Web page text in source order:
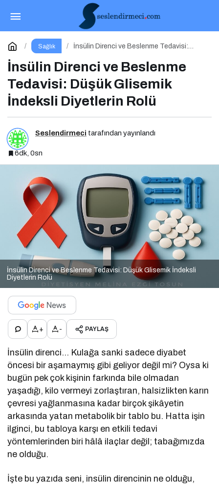
Sağlık
İnsülin Direnci ve Beslenme Tedavisi:
İnsülin Direnci ve Beslenme
Tedavisi: Düşük Glisemik
İndeksli Diyetlerin Rolü
Seslendirmeci tarafından yayınlandı
6dk, 0sn
İnsülin Direnci ve Beslenme Tedavisi: Düşük Glisemik İndeksli
Diyetlerin Rolü
+ - PAYLAŞ
İnsülin direnci… Kulağa sanki sadece diyabet
öncesi bir aşamaymış gibi geliyor değil mi? Oysa ki
bugün pek çok kişinin farkında bile olmadan
yaşadığı, kilo vermeyi zorlaştıran, halsizlikten karın
çevresi yağlanmasına kadar birçok şikâyetin
arkasında yatan metabolik bir tablo bu. Hatta işin
ilginci, bu tabloya karşı en etkili tedavi
yöntemlerinden biri hâlâ ilaçlar değil; tabağımızda
ne olduğu.
İşte bu yazıda seni, insülin direncinin ne olduğu,
Mayıs Ayı Doğuma ve Doğum Sonrasına
Hazırlık Atölyesi
Yorum Yap